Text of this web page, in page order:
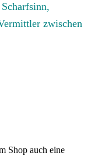
zwischen
Shop auch eine